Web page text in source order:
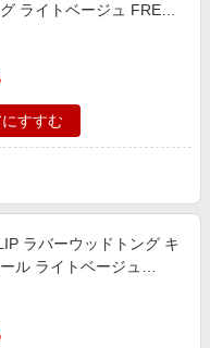
ライトベージュ FREE
ティ（旧ドットエステ
すすむ
ラバーウッドトング キ
ル ライトベージュ
ンドエスティ（旧ドット